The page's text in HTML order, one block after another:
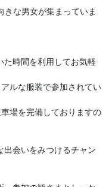
な男女が集まっていま
た時間を利用してお気軽
ルな服装で参加されてい
場を完備しておりますの
出会いをみつけるチャン